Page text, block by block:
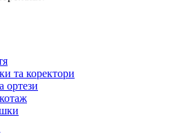
та коректори
ортези